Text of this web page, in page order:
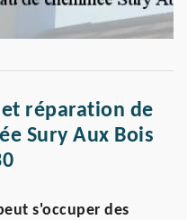
réparation de
Sury Aux Bois
s'occuper des